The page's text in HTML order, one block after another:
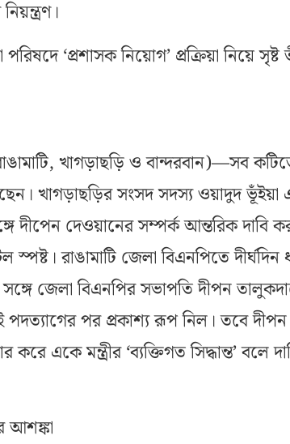
‘প্রশাসক নিয়োগ’ প্রক্রিয়া নিয়ে সৃষ্ট
খাগড়াছড়ি ও বান্দরবান)—সব
খাগড়াছড়ির সংসদ সদস্য ওয়াদুদ ভূঁইয়া
দীপেন দেওয়ানের সম্পর্ক আন্তরিক দাবি
রাঙামাটি জেলা বিএনপিতে দীর্ঘদিন
জেলা বিএনপির সভাপতি দীপন
পদত্যাগের পর প্রকাশ্য রূপ নিল। তবে দীপন
একে মন্ত্রীর ‘ব্যক্তিগত সিদ্ধান্ত’ বলে
আশঙ্কা